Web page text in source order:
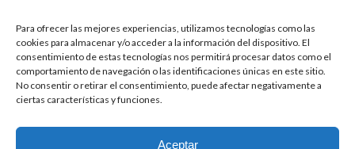
Para ofrecer las mejores experiencias, utilizamos tecnologías como las
cookies para almacenar y/o acceder a la información del dispositivo. El
consentimiento de estas tecnologías nos permitirá procesar datos como el
comportamiento de navegación o las identificaciones únicas en este sitio.
No consentir o retirar el consentimiento, puede afectar negativamente a
ciertas características y funciones.
Aceptar